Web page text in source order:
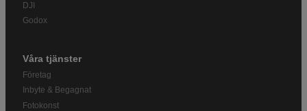
DJI
Godox
Våra tjänster
Företag
Inbyte & Begagnat
Fotokonst